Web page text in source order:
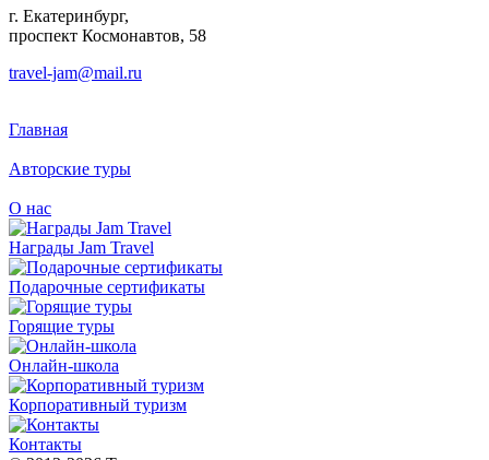
г. Екатеринбург,
проспект Космонавтов, 58
travel-jam@mail.ru
Главная
Авторские туры
О нас
Награды Jam Travel
Подарочные сертификаты
Горящие туры
Онлайн-школа
Корпоративный туризм
Контакты